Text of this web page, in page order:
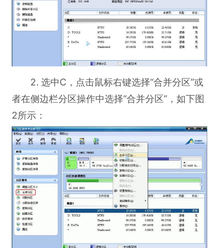
2. 选中C，点击鼠标右键选择“合并分区”或
者在侧边栏分区操作中选择“合并分区”，如下图
2所示：